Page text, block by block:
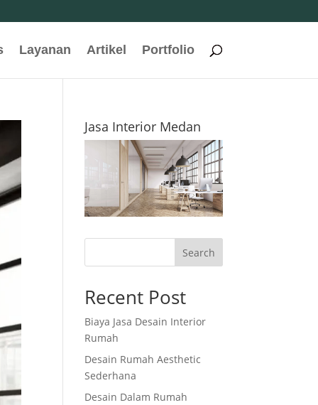
Layanan Artikel Portfolio
Jasa Interior Medan
Search
Recent Post
Biaya Jasa Desain Interior
Rumah
Desain Rumah Aesthetic
Sederhana
Desain Dalam Rumah